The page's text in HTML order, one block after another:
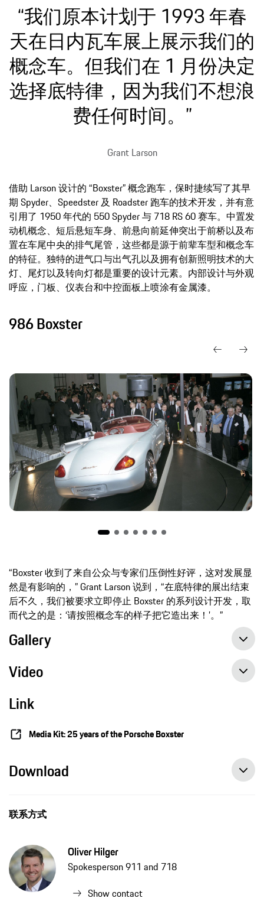
“我们原本计划于 1993 年春
天在日内瓦车展上展示我们的
概念车。但我们在 1 月份决定
选择底特律，因为我们不想浪
费任何时间。”
Grant Larson
借助 Larson 设计的 “Boxster” 概念跑车，保时捷续写了其早
期 Spyder、Speedster 及 Roadster 跑车的技术开发，并有意
引用了 1950 年代的 550 Spyder 与 718 RS 60 赛车。中置发
动机概念、短后悬短车身、前悬向前延伸突出于前桥以及布
置在车尾中央的排气尾管，这些都是源于前辈车型和概念车
的特征。独特的进气口与出气孔以及拥有创新照明技术的大
灯、尾灯以及转向灯都是重要的设计元素。内部设计与外观
呼应，门板、仪表台和中控面板上喷涂有金属漆。
986 Boxster
“Boxster 收到了来自公众与专家们压倒性好评，这对发展显
然是有影响的，” Grant Larson 说到，“在底特律的展出结束
后不久，我们被要求立即停止 Boxster 的系列设计开发，取
而代之的是：‘请按照概念车的样子把它造出来！’。”
Gallery
Video
Link
Media Kit: 25 years of the Porsche Boxster
Download
联系方式
Oliver Hilger
Spokesperson 911 and 718
Show contact